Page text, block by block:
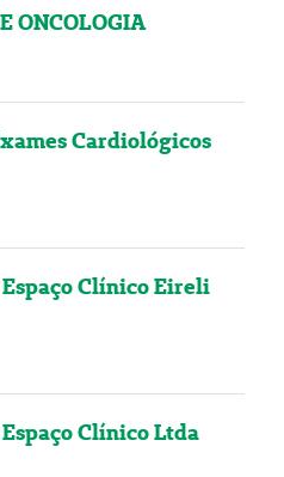
ONCOLOGIA
Cardiológicos
Clínico Eireli
Clínico Ltda